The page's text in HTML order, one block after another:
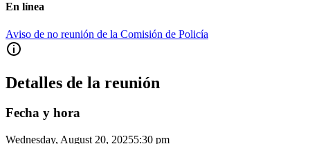
En línea
Aviso de no reunión de la Comisión de Policía
Detalles de la reunión
Fecha y hora
Wednesday, August 20, 20255:30 pm